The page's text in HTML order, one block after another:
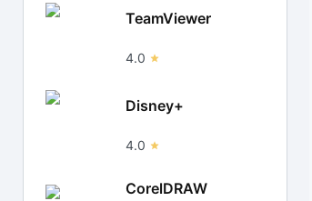
TeamViewer
4.0
Disney+
4.0
CorelDRAW